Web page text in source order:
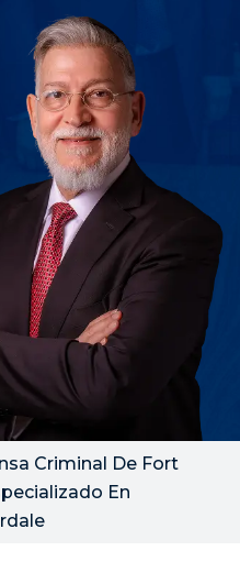
Criminal De Fort
En